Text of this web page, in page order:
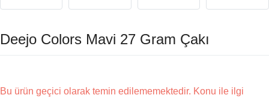
Deejo Colors Mavi 27 Gram Çakı
Bu ürün geçici olarak temin edilememektedir. Konu ile ilgi